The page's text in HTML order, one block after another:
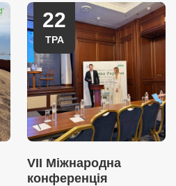
22
ТРА
VII Міжнародна
конференція